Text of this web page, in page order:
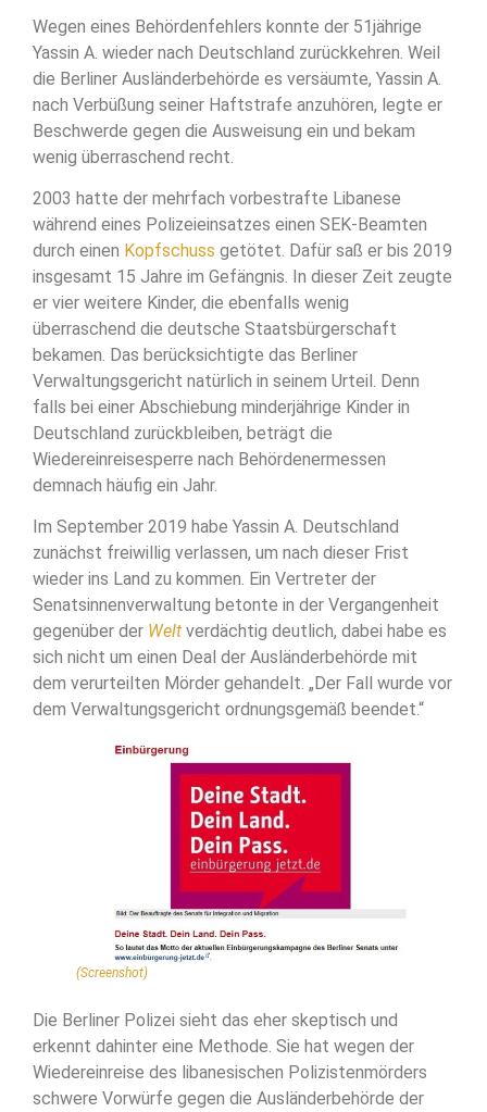
Wegen eines Behördenfehlers konnte der 51jährige
Yassin A. wieder nach Deutschland zurückkehren. Weil
die Berliner Ausländerbehörde es versäumte, Yassin A.
nach Verbüßung seiner Haftstrafe anzuhören, legte er
Beschwerde gegen die Ausweisung ein und bekam
wenig überraschend recht.
2003 hatte der mehrfach vorbestrafte Libanese
während eines Polizeieinsatzes einen SEK-Beamten
durch einen Kopfschuss getötet. Dafür saß er bis 2019
insgesamt 15 Jahre im Gefängnis. In dieser Zeit zeugte
er vier weitere Kinder, die ebenfalls wenig
überraschend die deutsche Staatsbürgerschaft
bekamen. Das berücksichtigte das Berliner
Verwaltungsgericht natürlich in seinem Urteil. Denn
falls bei einer Abschiebung minderjährige Kinder in
Deutschland zurückbleiben, beträgt die
Wiedereinreisesperre nach Behördenermessen
demnach häufig ein Jahr.
Im September 2019 habe Yassin A. Deutschland
zunächst freiwillig verlassen, um nach dieser Frist
wieder ins Land zu kommen. Ein Vertreter der
Senatsinnenverwaltung betonte in der Vergangenheit
gegenüber der Welt verdächtig deutlich, dabei habe es
sich nicht um einen Deal der Ausländerbehörde mit
dem verurteilten Mörder gehandelt. „Der Fall wurde vor
dem Verwaltungsgericht ordnungsgemäß beendet.“
(Screenshot)
Die Berliner Polizei sieht das eher skeptisch und
erkennt dahinter eine Methode. Sie hat wegen der
Wiedereinreise des libanesischen Polizistenmörders
schwere Vorwürfe gegen die Ausländerbehörde der